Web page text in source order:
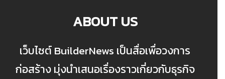
ABOUT US
เว็บไซต์ BuilderNews เป็นสื่อเพื่อวงการ
ก่อสร้าง มุ่งนำเสนอเรื่องราวเกี่ยวกับธุรกิจ